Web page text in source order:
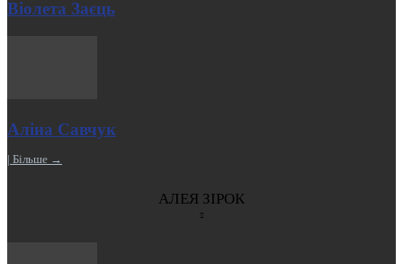
Віолета Заєць
Аліна Савчук
| Більше →
АЛЕЯ ЗІРОК